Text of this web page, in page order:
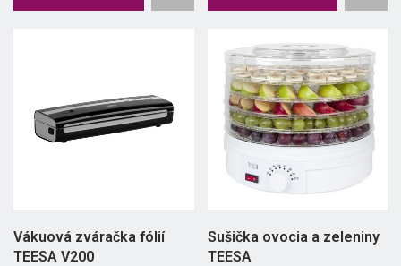
Vákuová zváračka fólií
TEESA V200
Sušička ovocia a zeleniny
TEESA